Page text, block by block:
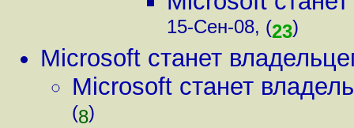
15-Сен-08, (23)
Microsoft станет
Microsoft станет
(8)